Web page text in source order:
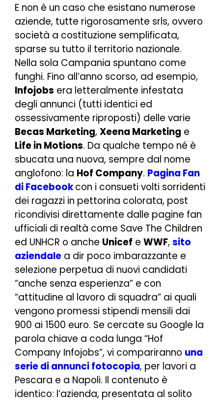
E non è un caso che esistano numerose
aziende, tutte rigorosamente srls, ovvero
società a costituzione semplificata,
sparse su tutto il territorio nazionale.
Nella sola Campania spuntano come
funghi. Fino all’anno scorso, ad esempio,
Infojobs era letteralmente infestata
degli annunci (tutti identici ed
ossessivamente riproposti) delle varie
Becas Marketing, Xeena Marketing e
Life in Motions. Da qualche tempo né è
sbucata una nuova, sempre dal nome
anglofono: la Hof Company. Pagina Fan
di Facebookcon i consueti volti sorridenti
dei ragazzi in pettorina colorata, post
ricondivisi direttamente dalle pagine fan
ufficiali di realtà come Save The Children
ed UNHCR o anche Unicef e WWF, sito
aziendale a dir poco imbarazzante e
selezione perpetua di nuovi candidati
“anche senza esperienza” e con
“attitudine al lavoro di squadra” ai quali
vengono promessi stipendi mensili dai
900 ai 1500 euro. Se cercate su Google la
parola chiave a coda lunga “Hof
Company Infojobs”, vi compariranno una
serie di annunci fotocopia, per lavori a
Pescara e a Napoli. Il contenuto è
identico: l’azienda, presentata al solito